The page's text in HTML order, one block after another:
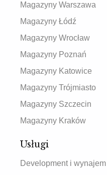
Magazyny Warszawa
Magazyny Łódź
Magazyny Wrocław
Magazyny Poznań
Magazyny Katowice
Magazyny Trójmiasto
Magazyny Szczecin
Magazyny Kraków
Usługi
Development i wynajem